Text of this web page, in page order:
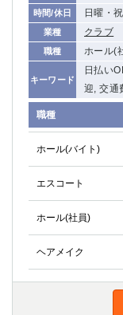
時間/休日 日曜・
業種 クラブ
職種 ホール(
キーワード
日払い
迎, 交通
職種
ホール(バイト)
エスコート
ホール(社員)
ヘアメイク